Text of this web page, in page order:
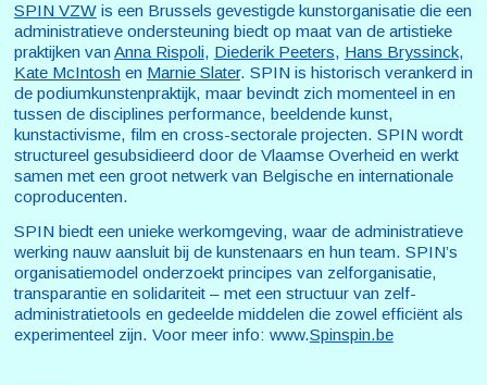
SPIN VZWis een Brussels gevestigde kunstorganisatie die een
administratieve ondersteuning biedt op maat van de artistieke
praktijken van Anna Rispoli, Diederik Peeters, Hans Bryssinck,
Kate McIntosh en Marnie Slater. SPIN is historisch verankerd in
de podiumkunstenpraktijk, maar bevindt zich momenteel in en
tussen de disciplines performance, beeldende kunst,
kunstactivisme, film en cross-sectorale projecten. SPIN wordt
structureel gesubsidieerd door de Vlaamse Overheid en werkt
samen met een groot netwerk van Belgische en internationale
coproducenten.
SPIN biedt een unieke werkomgeving, waar de administratieve
werking nauw aansluit bij de kunstenaars en hun team. SPIN’s
organisatiemodel onderzoekt principes van zelforganisatie,
transparantie en solidariteit – met een structuur van zelf-
administratietools en gedeelde middelen die zowel efficiënt als
experimenteel zijn. Voor meer info: www.Spinspin.be